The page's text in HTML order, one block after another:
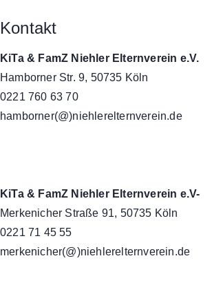
Kontakt
KiTa & FamZ Niehler Elternverein e.V.
Hamborner Str. 9, 50735 Köln
0221 760 63 70
hamborner(@)niehlerelternverein.de
KiTa & FamZ Niehler Elternverein e.V-
Merkenicher Straße 91, 50735 Köln
0221 71 45 55
merkenicher(@)niehlerelternverein.de